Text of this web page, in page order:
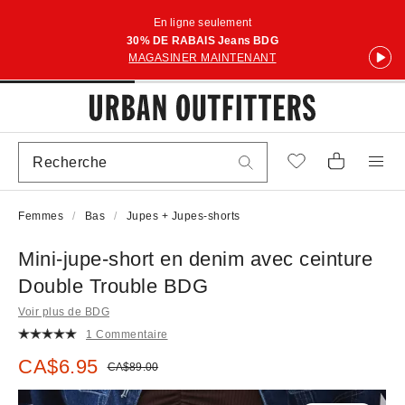
En ligne seulement
30% DE RABAIS Jeans BDG
MAGASINER MAINTENANT
Femmes Bas Jupes + Jupes-shorts
Mini-jupe-short en denim avec ceinture
Double Trouble BDG
Voir plus de BDG
1 Commentaire
Prix soldé :
CA$6.95 Prix courant :
CA$89.00